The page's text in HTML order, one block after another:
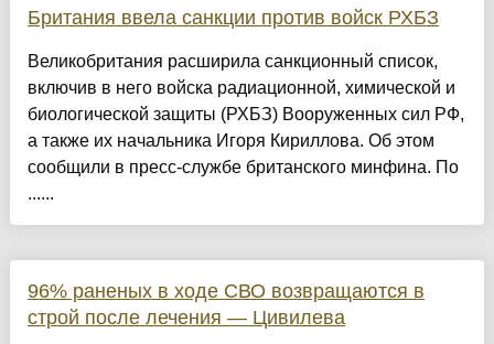
Британия ввела санкции против войск РХБЗ
Великобритания расширила санкционный список,
включив в него войска радиационной, химической и
биологической защиты (РХБЗ) Вооруженных сил РФ,
а также их начальника Игоря Кириллова. Об этом
сообщили в пресс-службе британского минфина. По
......
96% раненых в ходе СВО возвращаются в
строй после лечения — Цивилева